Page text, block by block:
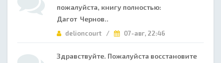
пожалуйста, книгу полностью:
Дагот Чернов..
delioncourt / 07-авг, 22:46
Здравствуйте. Пожалуйста восстановите